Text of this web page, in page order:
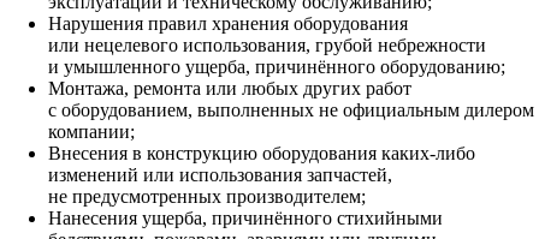
Нарушения правил хранения оборудования
или нецелевого использования, грубой небрежности
и умышленного ущерба, причинённого оборудованию;
Монтажа, ремонта или любых других работ
с оборудованием, выполненных не официальным дилером
компании;
Внесения в конструкцию оборудования каких‑либо
изменений или использования запчастей,
не предусмотренных производителем;
Нанесения ущерба, причинённого стихийными